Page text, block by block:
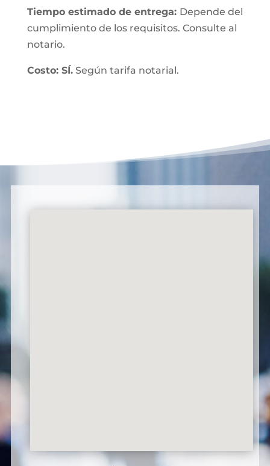
Tiempo estimado de entrega: Depende del
cumplimiento de los requisitos. Consulte al
notario.
Costo: SÍ.Según tarifa notarial.